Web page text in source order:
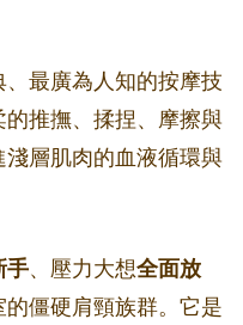
最廣為人知的按摩技
推撫、揉捏、摩擦與
層肌肉的血液循環與
手、壓力大想全面放
的僵硬肩頸族群。它是